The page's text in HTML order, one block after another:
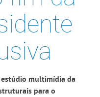
estúdio multimídia da
para o